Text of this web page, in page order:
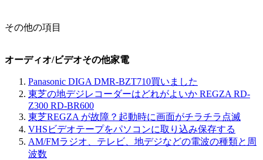
その他の項目
オーディオ/ビデオその他家電
Panasonic DIGA DMR-BZT710買いました
東芝の地デジレコーダーはどれがよいか REGZA RD-
Z300 RD-BR600
東芝REGZA が故障？起動時に画面がチラチラ点滅
VHSビデオテープをパソコンに取り込み保存する
AM/FMラジオ、テレビ、地デジなどの電波の種類と周
波数